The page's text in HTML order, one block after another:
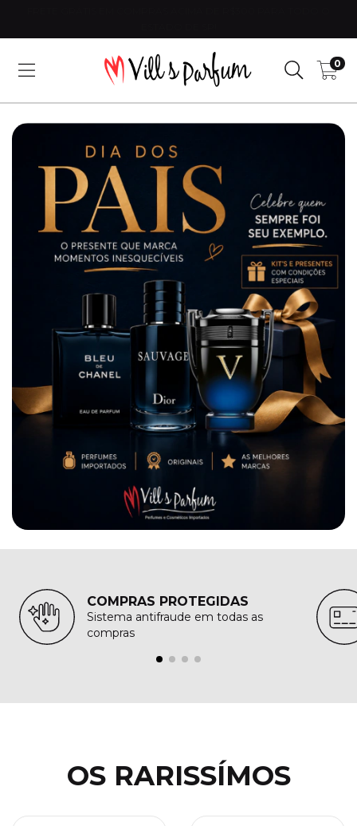
0
COMPRAS PROTEGIDAS
Sistema antifraude em todas as
compras
OS RARISSÍMOS